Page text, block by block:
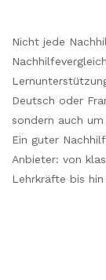
Nicht jede
Deutsch oder
sondern auch
Ein guter
Anbieter: von
Lehrkräfte bis hin